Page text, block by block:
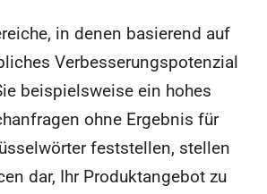
in denen basierend auf
Verbesserungspotenzial
beispielsweise ein hohes
ohne Ergebnis für
feststellen, stellen
dar, Ihr Produktangebot zu